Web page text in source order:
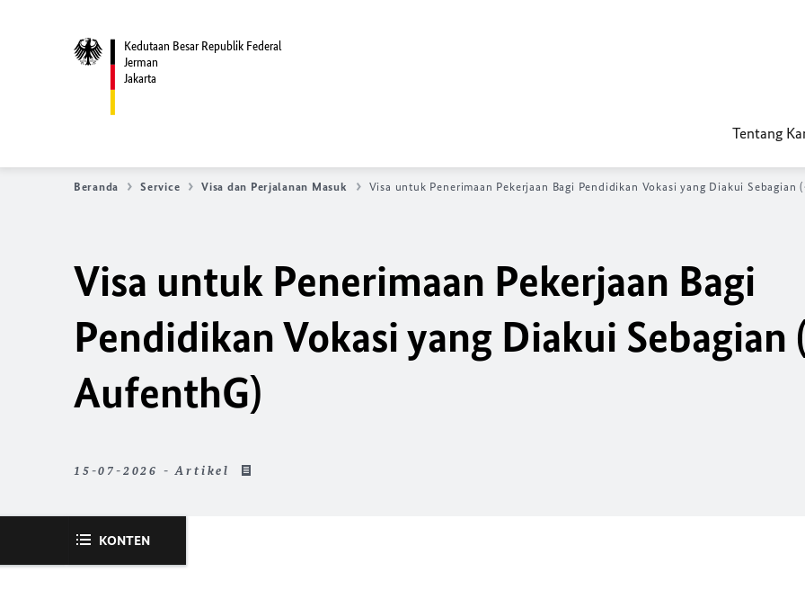
Kedutaan Besar Republik Federal
Jerman
Jakarta
Tentang
Beranda Service Visa dan Perjalanan Masuk Visa untuk Penerimaan Pekerjaan Bagi Pendidikan Vokasi yang Diakui Sebagian
Visa untuk Penerimaan Pekerjaan Bagi
Pendidikan Vokasi yang Diakui Sebagian
AufenthG)
15-07-2026 - Artikel
KONTEN